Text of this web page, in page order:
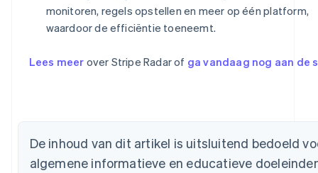
monitoren, regels opstellen en meer op één platform,
waardoor de efficiëntie toeneemt.
Lees meer over Stripe Radar of ga vandaag nog aan de
De inhoud van dit artikel is uitsluitend bedoeld
algemene informatieve en educatieve
English
English
Canada